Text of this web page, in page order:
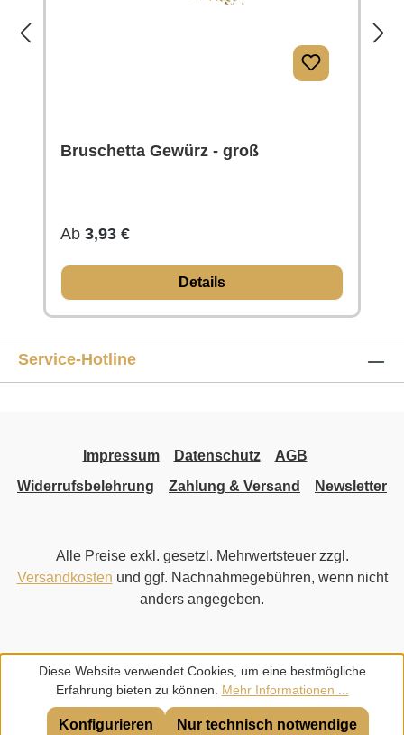
Bruschetta Gewürz - groß
Regulärer Preis:
Ab 3,93 €
Details
Service-Hotline
Impressum Datenschutz
AGB
Widerrufsbelehrung
Zahlung & Versand Newsletter
Alle Preise exkl. gesetzl. Mehrwertsteuer zzgl.
Versandkosten und ggf. Nachnahmegebühren, wenn nicht
anders angegeben.
Diese Website verwendet Cookies, um eine bestmögliche
Erfahrung bieten zu können. Mehr Informationen ...
Nur technisch notwendige
Konfigurieren